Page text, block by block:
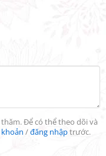
Để có thể theo dõi và
/đăng nhậptrước.